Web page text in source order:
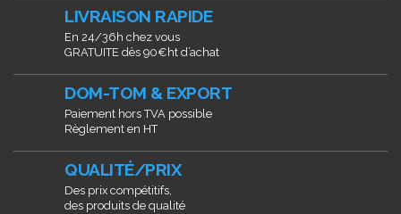
LIVRAISON RAPIDE
En 24/36h chez vous
GRATUITE dès 90€ht d’achat
DOM-TOM & EXPORT
Paiement hors TVA possible
Règlement en HT
QUALITÉ/PRIX
Des prix compétitifs,
des produits de qualité